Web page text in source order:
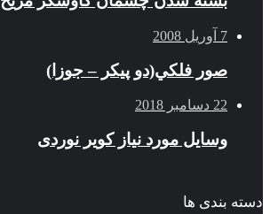
7 آوریل 2008
صور فلكي(دو پیکر – جوزا)
22 دسامبر 2018
وسایل مورد نیاز کویر نوردی
دسته بندی ها